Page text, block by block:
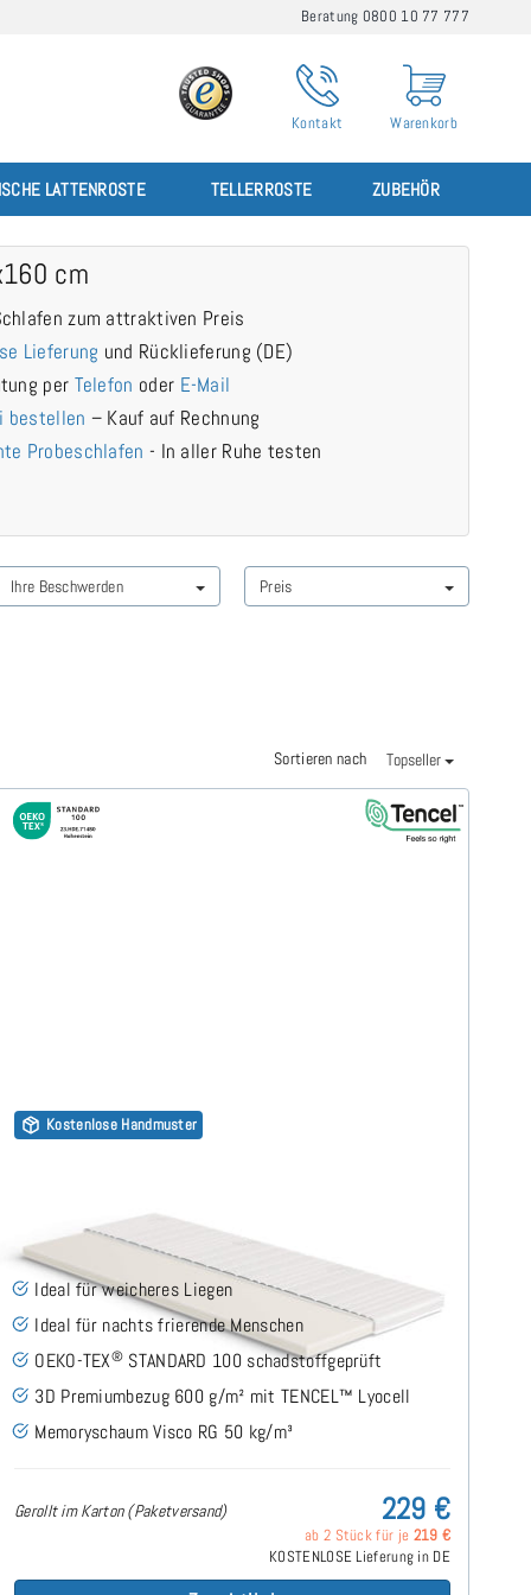
Beratung 0800 10 77 777
Kontakt Warenkorb
LATTENROSTE TELLERROSTE ZUBEHÖR
cm
zum attraktiven Preis
Lieferung und Rücklieferung (DE)
per Telefon oder E-Mail
bestellen – Kauf auf Rechnung
Probeschlafen - In aller Ruhe testen
Ihre Beschwerden Preis
Sortieren nach Topseller
Kostenlose Handmuster
70x160 cm
Ideal für weicheres Liegen
Ideal für nachts frierende Menschen
OEKO-TEX® STANDARD 100 schadstoffgeprüft
3D Premiumbezug 600 g/m² mit TENCEL™ Lyocell
Memoryschaum Visco RG 50 kg/m³
Gerollt im Karton (Paketversand) 229 €
ab 2 Stück für je 219 €
KOSTENLOSE Lieferung in DE